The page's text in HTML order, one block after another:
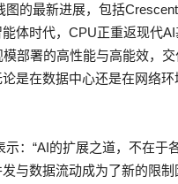
的最新进展，包括
体时代，CPU正重返现代
部署的高性能与高能效，交
是在数据中心还是在网络环
：“AI的扩展之道，不在于
与数据流动成为了新的限制